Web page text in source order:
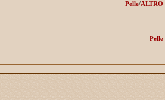
Pelle/ALTRO
Pelle|